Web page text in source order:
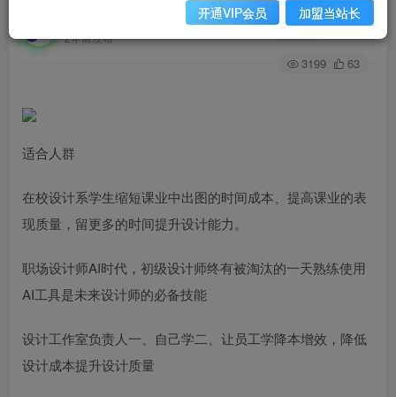
2年前发布
关注 私信
3199 63
适合人群
在校设计系学生缩短课业中出图的时间成本、提高课业的表
现质量，留更多的时间提升设计能力。
职场设计师AI时代，初级设计师终有被淘汰的一天熟练使用
AI工具是未来设计师的必备技能
设计工作室负责人一、自己学二、让员工学降本增效，降低
设计成本提升设计质量
开通VIP会员 加盟当站长